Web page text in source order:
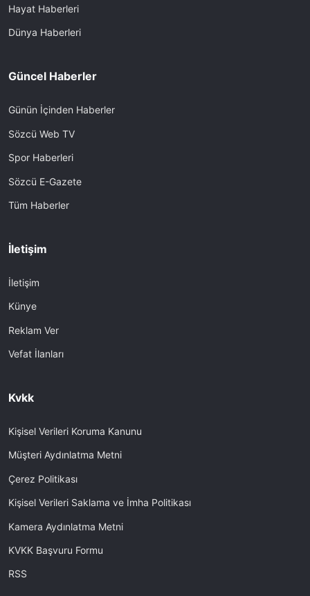
Hayat Haberleri
Dünya Haberleri
Güncel Haberler
Günün İçinden Haberler
Sözcü Web TV
Spor Haberleri
Sözcü E-Gazete
Tüm Haberler
İletişim
İletişim
Künye
Reklam Ver
Vefat İlanları
Kvkk
Kişisel Verileri Koruma Kanunu
Müşteri Aydınlatma Metni
Çerez Politikası
Kişisel Verileri Saklama ve İmha Politikası
Kamera Aydınlatma Metni
KVKK Başvuru Formu
RSS